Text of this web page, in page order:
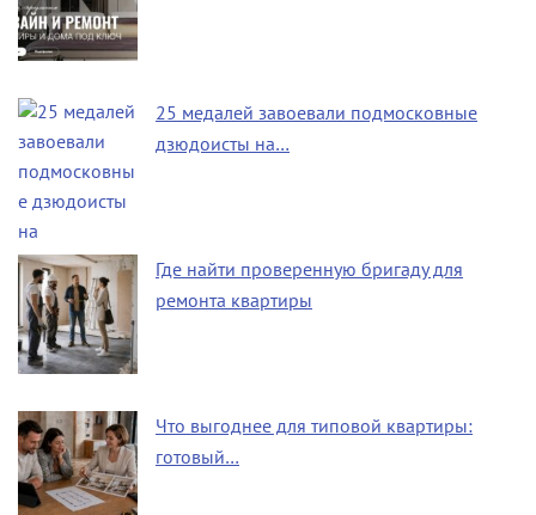
25 медалей завоевали подмосковные
дзюдоисты на…
Где найти проверенную бригаду для
ремонта квартиры
Что выгоднее для типовой квартиры:
готовый…